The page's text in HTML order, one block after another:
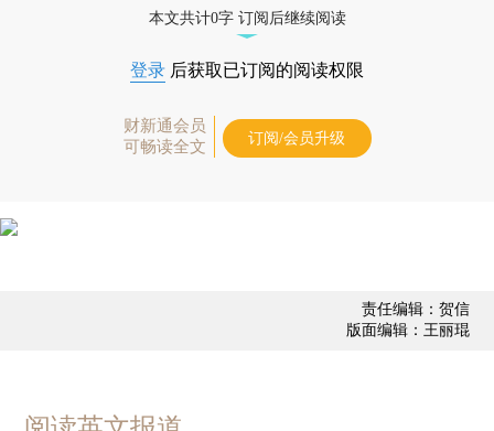
本文共计0字 订阅后继续阅读
登录 后获取已订阅的阅读权限
财新通会员
可畅读全文
订阅/会员升级
责任编辑：贺信
版面编辑：王丽琨